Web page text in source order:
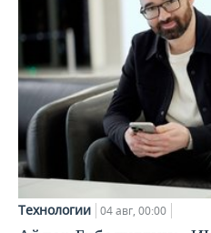
Технологии 04 авг, 00:00